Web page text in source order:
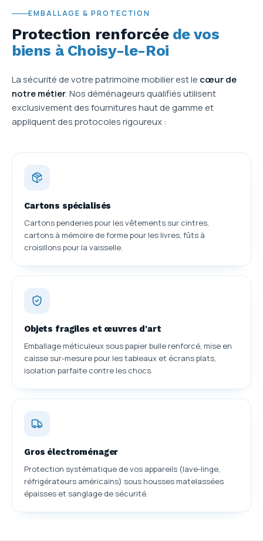
EMBALLAGE & PROTECTION
Protection renforcée de vos
biens à Choisy-le-Roi
La sécurité de votre patrimoine mobilier est le cœur de
notre métier. Nos déménageurs qualifiés utilisent
exclusivement des fournitures haut de gamme et
appliquent des protocoles rigoureux :
Cartons spécialisés
Cartons penderies pour les vêtements sur cintres,
cartons à mémoire de forme pour les livres, fûts à
croisillons pour la vaisselle.
Objets fragiles et œuvres d'art
Emballage méticuleux sous papier bulle renforcé, mise en
caisse sur-mesure pour les tableaux et écrans plats,
isolation parfaite contre les chocs.
Gros électroménager
Protection systématique de vos appareils (lave-linge,
réfrigérateurs américains) sous housses matelassées
épaisses et sanglage de sécurité.